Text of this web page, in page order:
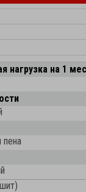
нагрузка на 1
пена